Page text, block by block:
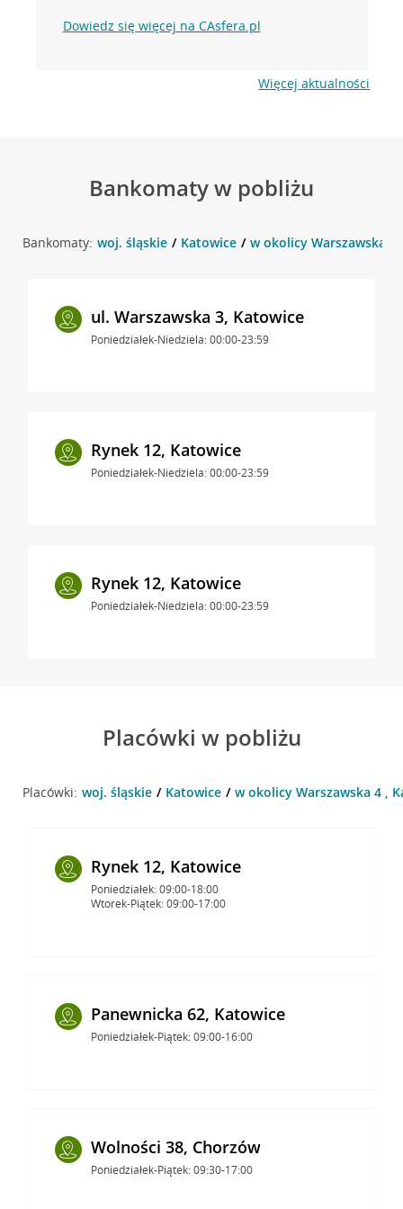
Dowiedz się więcej na CAsfera.pl
Więcej aktualności
Bankomaty w pobliżu
Bankomaty: woj. śląskie Katowice w okolicy Warszawska 4
ul. Warszawska 3, Katowice
Poniedziałek-Niedziela: 00:00-23:59
Rynek 12, Katowice
Poniedziałek-Niedziela: 00:00-23:59
Rynek 12, Katowice
Poniedziałek-Niedziela: 00:00-23:59
Placówki w pobliżu
Placówki: woj. śląskie Katowice w okolicy Warszawska 4 ,
Rynek 12, Katowice
Poniedziałek: 09:00-18:00
Wtorek-Piątek: 09:00-17:00
Panewnicka 62, Katowice
Poniedziałek-Piątek: 09:00-16:00
Wolności 38, Chorzów
Poniedziałek-Piątek: 09:30-17:00